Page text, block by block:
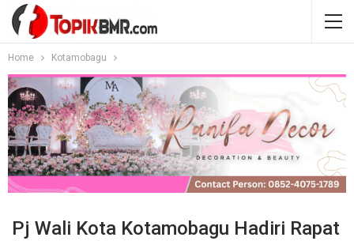
Home Kotamobagu
Pj Wali Kota Kotamobagu Hadiri Rapat